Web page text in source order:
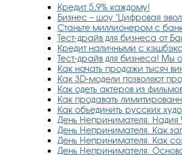
Кредит 5,9% каждому!
Бизнес – шоу "Цифровая
Станьте миллионером с
Тест-драйв для бизнеса от
Кредит наличными с
Тест-драйв для бизнеса! Мы
Как начать продажи тысяч
Как 3D-модели позволяют
Как одеть актеров из
Как продавать
Как объединить русских
День Непринимателя.
День Непринимателя. Как
День Непринимателя. Как
День Непринимателя.